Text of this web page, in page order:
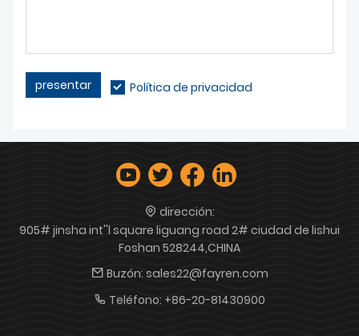
presentar Política de privacidad
dirección:
905# jinsha int''l square liguang road 2# ciudad de lishui
Foshan 528244,CHINA
Buzón: sales22@fayren.com
Teléfono: +86-20-81430900